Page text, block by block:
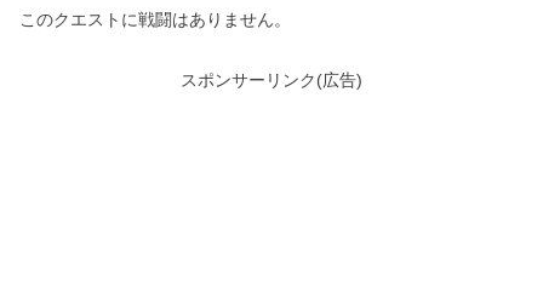
このクエストに戦闘はありません。
スポンサーリンク(広告)